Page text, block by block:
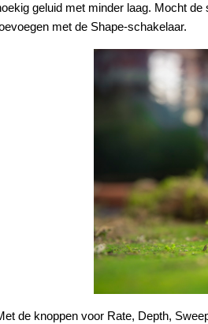
geluid met minder laag. Mocht
met de Shape-schakelaar.
de knoppen voor Rate, Depth,